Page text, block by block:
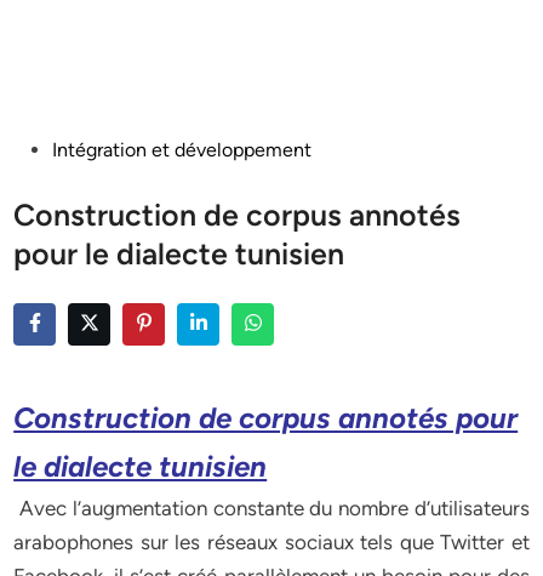
PostedIntégration et développement
Construction de corpus annotés
pour le dialecte tunisien
Construction de corpus annotés pour
le dialecte tunisien
Avec l’augmentation constante du nombre d’utilisateurs
arabophones sur les réseaux sociaux tels que Twitter et